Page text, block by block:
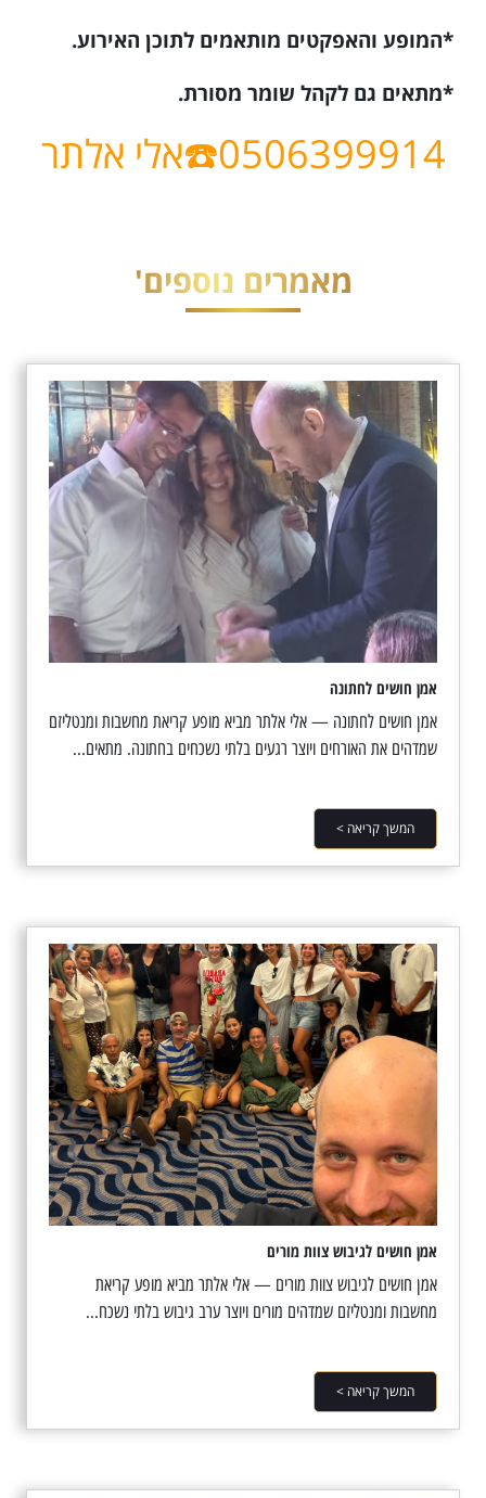
*המופע והאפקטים מותאמים לתוכן האירוע.
*מתאים גם לקהל שומר מסורת.
0506399914☎️אלי אלתר
מאמרים נוספים'
אמן חושים לחתונה
אמן חושים לחתונה — אלי אלתר מביא מופע קריאת מחשבות ומנטליזם
שמדהים את האורחים ויוצר רגעים בלתי נשכחים בחתונה. מתאים...
המשך קריאה >
אמן חושים לגיבוש צוות מורים
אמן חושים לגיבוש צוות מורים — אלי אלתר מביא מופע קריאת
מחשבות ומנטליזם שמדהים מורים ויוצר ערב גיבוש בלתי נשכח...
המשך קריאה >